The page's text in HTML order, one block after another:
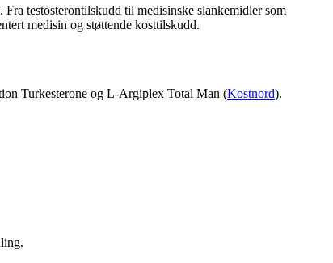
testosterontilskudd til medisinske slankemidler som
medisin og støttende kosttilskudd.
Turkesterone og L-Argiplex Total Man (Kostnord).